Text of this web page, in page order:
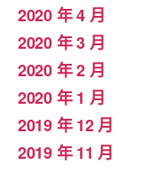
2020 年 4 月
2020 年 3 月
2020 年 2 月
2020 年 1 月
2019 年 12 月
2019 年 11 月